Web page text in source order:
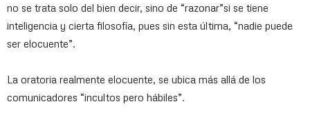
no se trata solo del bien decir, sino de “razonar”si se tiene
inteligencia y cierta filosofía, pues sin esta última, “nadie puede
ser elocuente”.
La oratoria realmente elocuente, se ubica más allá de los
comunicadores “incultos pero hábiles”.